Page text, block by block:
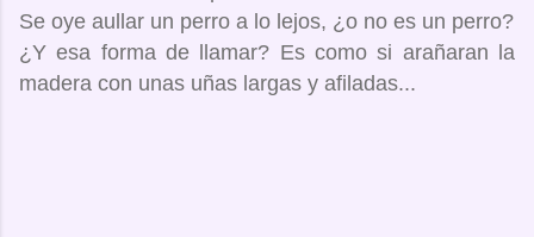
Se oye aullar un perro a lo lejos, ¿o no es un perro?
¿Y esa forma de llamar? Es como si arañaran la
madera con unas uñas largas y afiladas...